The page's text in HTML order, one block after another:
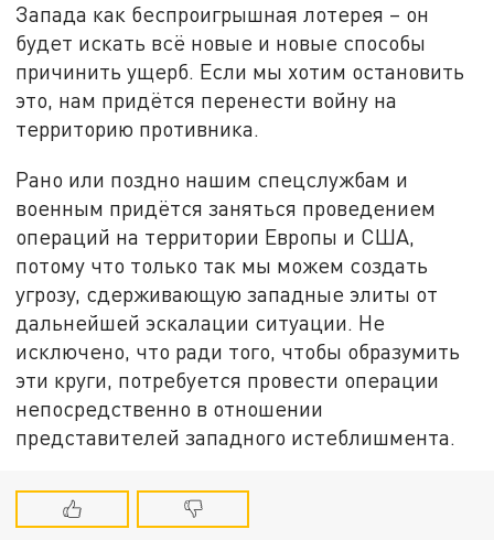
Запада как беспроигрышная лотерея – он
будет искать всё новые и новые способы
причинить ущерб. Если мы хотим остановить
это, нам придётся перенести войну на
территорию противника.
Рано или поздно нашим спецслужбам и
военным придётся заняться проведением
операций на территории Европы и США,
потому что только так мы можем создать
угрозу, сдерживающую западные элиты от
дальнейшей эскалации ситуации. Не
исключено, что ради того, чтобы образумить
эти круги, потребуется провести операции
непосредственно в отношении
представителей западного истеблишмента.